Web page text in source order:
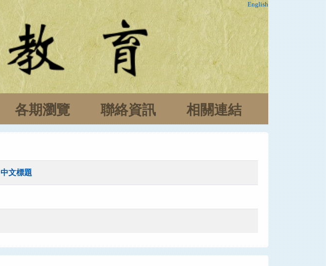
English
各期瀏覽 聯絡資訊 相關連結
中文標題